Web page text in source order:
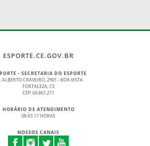
ESPORTE.CE.GOV.BR
- SECRETARIA DO ESPORTE
ALBERTO CRAVEIRO, 2901 - BOA VISTA
FORTALEZA, CE
CEP: 60.861.211
HORÁRIO DE ATENDIMENTO
08 ÀS 17 HORAS
NOSSOS CANAIS